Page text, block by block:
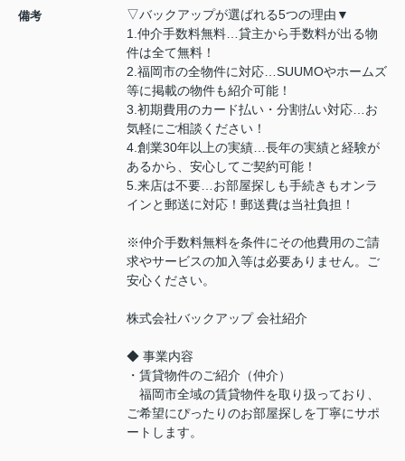
備考
▽バックアップが選ばれる5つの理由▼
1.仲介手数料無料…貸主から手数料が出る物
件は全て無料！
2.福岡市の全物件に対応…SUUMOやホームズ
等に掲載の物件も紹介可能！
3.初期費用のカード払い・分割払い対応…お
気軽にご相談ください！
4.創業30年以上の実績…長年の実績と経験が
あるから、安心してご契約可能！
5.来店は不要…お部屋探しも手続きもオンラ
インと郵送に対応！郵送費は当社負担！
※仲介手数料無料を条件にその他費用のご請
求やサービスの加入等は必要ありません。ご
安心ください。
株式会社バックアップ 会社紹介
◆ 事業内容
・賃貸物件のご紹介（仲介）
福岡市全域の賃貸物件を取り扱っており、
ご希望にぴったりのお部屋探しを丁寧にサポ
ートします。